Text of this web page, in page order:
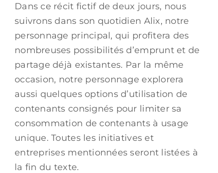
Dans ce récit fictif de deux jours, nous
suivrons dans son quotidien Alix, notre
personnage principal, qui profitera des
nombreuses possibilités d’emprunt et de
partage déjà existantes. Par la même
occasion, notre personnage explorera
aussi quelques options d’utilisation de
contenants consignés pour limiter sa
consommation de contenants à usage
unique. Toutes les initiatives et
entreprises mentionnées seront listées à
la fin du texte.